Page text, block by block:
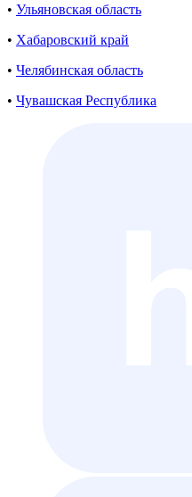
• Ульяновская область
• Хабаровский край
• Челябинская область
• Чувашская Республика